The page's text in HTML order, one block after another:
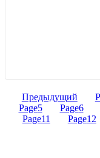
Предыдущий
Page5 Page6
Page11 Page12